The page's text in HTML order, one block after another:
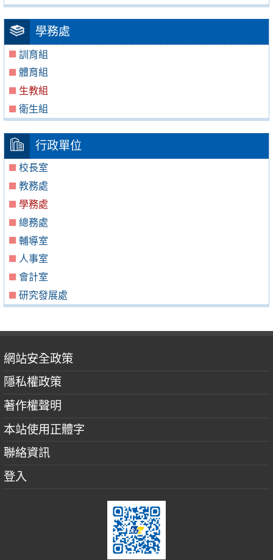
學務處
訓育組
體育組
生教組
衛生組
行政單位
校長室
教務處
學務處
總務處
輔導室
人事室
會計室
研究發展處
網站安全政策
隱私權政策
著作權聲明
本站使用正體字
聯絡資訊
登入